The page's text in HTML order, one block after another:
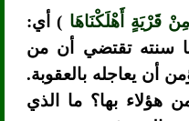
قَرْيَةٍ أَهْلَكْنَاهَا ) أي:
سنته تقتضي أن من
أن يعاجله بالعقوبة.
هؤلاء بها؟ ما الذي